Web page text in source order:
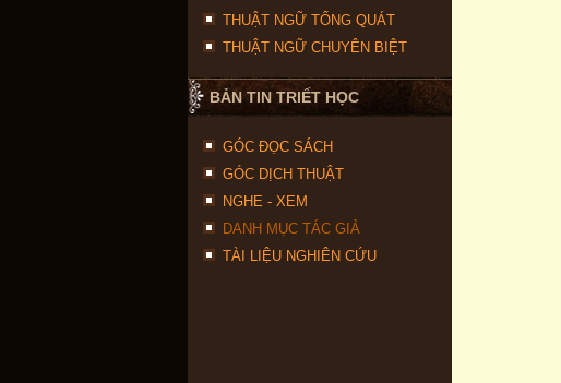
THUẬT NGỮ TỔNG QUÁT
THUẬT NGỮ CHUYÊN BIỆT
BẢN TIN TRIẾT HỌC
GÓC ĐỌC SÁCH
GÓC DỊCH THUẬT
NGHE - XEM
DANH MỤC TÁC GIẢ
TÀI LIỆU NGHIÊN CỨU